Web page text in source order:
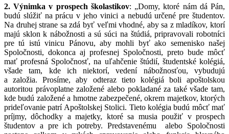
2. Výnimka v prospech školastikov: „Domy, ktoré nám dá Pán,
budú slúžiť na prácu v jeho vinici a nebudú určené pre študentov.
Na druhej strane sa zdá byť veľmi vhodné, aby sa z mladíkov, ktorí
majú sklon k nábožnosti a sú súci na štúdiá, pripravovali robotníci
pre tú istú vinicu Pánovu, aby mohli byť ako semenisko našej
Spoločnosti, dokonca aj profesnej Spoločnosti, preto bude môcť
mať profesná Spoločnosť, na uľahčenie štúdií, študentské kolégiá,
všade tam, kde ich niektorí, vedení nábožnosťou, vybudujú
a založia. Prosíme, aby odteraz tieto kolégiá boli apoštolskou
autoritou právoplatne založené alebo pokladané za také všade tam,
kde budú založené a hmotne zabezpečené, okrem majetkov, ktorých
prideľovanie patrí Apoštolskej Stolici. Tieto kolégia budú môcť mať
príjmy, dôchodky a majetky, ktoré sa musia použiť v prospech
študentov a pre ich potreby. Predstavenému alebo Spoločnosti